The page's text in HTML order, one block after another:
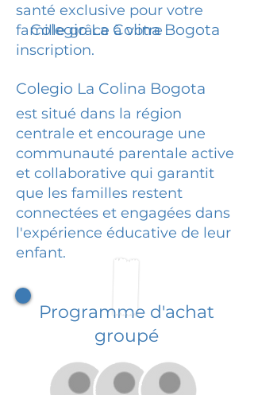
santé exclusive pour votre
famille grâce à votre
inscription.
Colegio La Colina Bogota
Colegio La Colina Bogota
est situé dans la région
centrale et encourage une
communauté parentale active
et collaborative qui garantit
que les familles restent
connectées et engagées dans
l'expérience éducative de leur
enfant.
Programme d'achat
groupé